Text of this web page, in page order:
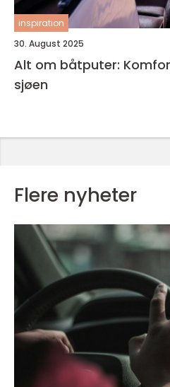
inspiration
30. August 2025
Alt om båtputer:
sjøen
Flere nyheter